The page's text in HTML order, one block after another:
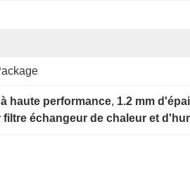
haute performance, 1.2 mm
filtre échangeur de chaleur et